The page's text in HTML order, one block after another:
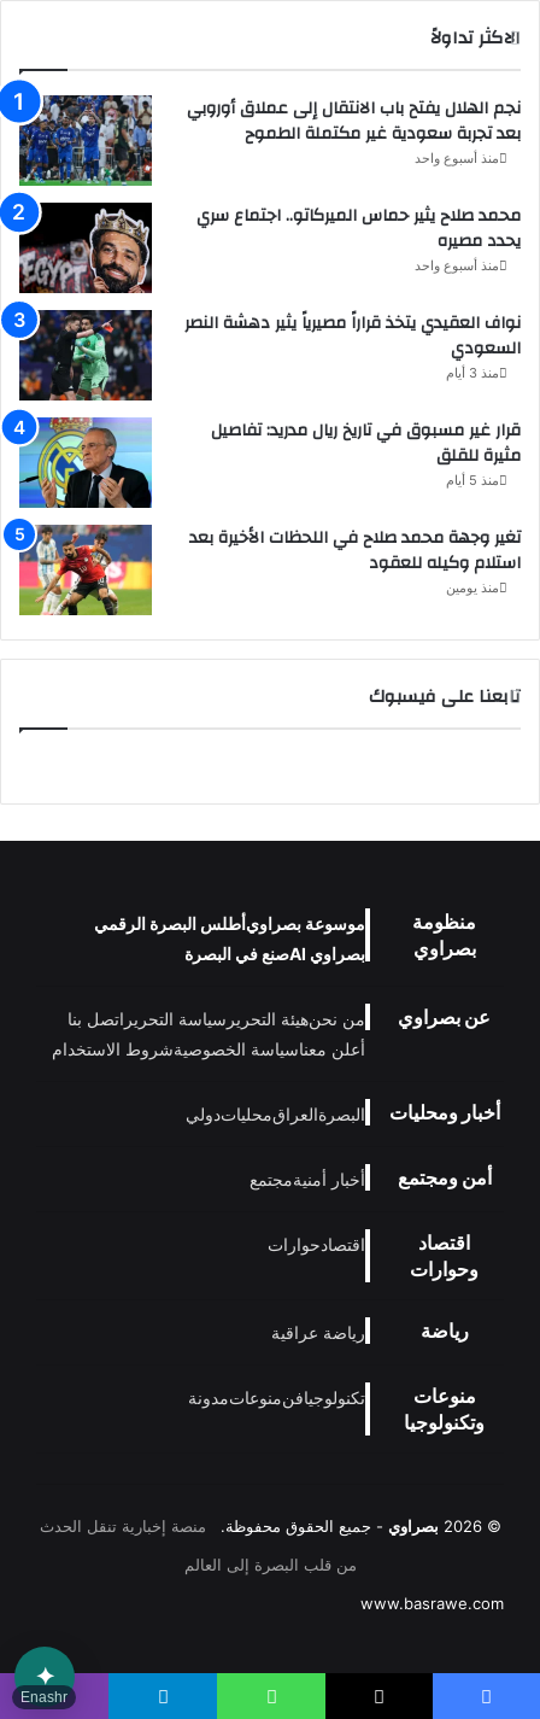
الاكثر تداولاً
نجم الهلال يفتح باب الانتقال إلى عملاق أوروبي
بعد تجربة سعودية غير مكتملة الطموح
منذ أسبوع واحد
محمد صلاح يثير حماس الميركاتو.. اجتماع سري
يحدد مصيره
منذ أسبوع واحد
نواف العقيدي يتخذ قراراً مصيرياً يثير دهشة النصر
السعودي
منذ 3 أيام
قرار غير مسبوق في تاريخ ريال مدريد: تفاصيل
مثيرة للقلق
منذ 5 أيام
تغير وجهة محمد صلاح في اللحظات الأخيرة بعد
استلام وكيله للعقود
منذ يومين
تابعنا على فيسبوك
منظومة
بصراوي
موسوعة بصراويأطلس البصرة الرقمي
بصراوي AI
صنع في البصرة
عن بصراوي من نحنهيئة التحرير سياسة التحرير اتصل بنا
أعلن معناسياسة الخصوصيةشروط الاستخدام
أخبار ومحليات البصرةالعراقمحلياتدولي
أمن ومجتمع أخبار أمنيةمجتمع
اقتصاد
وحوارات
اقتصادحوارات
رياضة رياضة عراقية
منوعات
وتكنولوجيا
تكنولوجيافنمنوعاتمدونة
© 2026 بصراوي - جميع الحقوق محفوظة.
منصة إخبارية تنقل الحدث
من قلب البصرة إلى العالم
www.basrawe.com
✦
Enashr